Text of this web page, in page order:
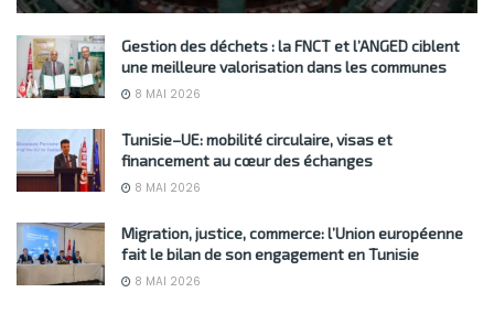
Gestion des déchets : la FNCT et l’ANGED ciblent
une meilleure valorisation dans les communes
8 MAI 2026
Tunisie–UE: mobilité circulaire, visas et
financement au cœur des échanges
8 MAI 2026
Migration, justice, commerce: l’Union européenne
fait le bilan de son engagement en Tunisie
8 MAI 2026